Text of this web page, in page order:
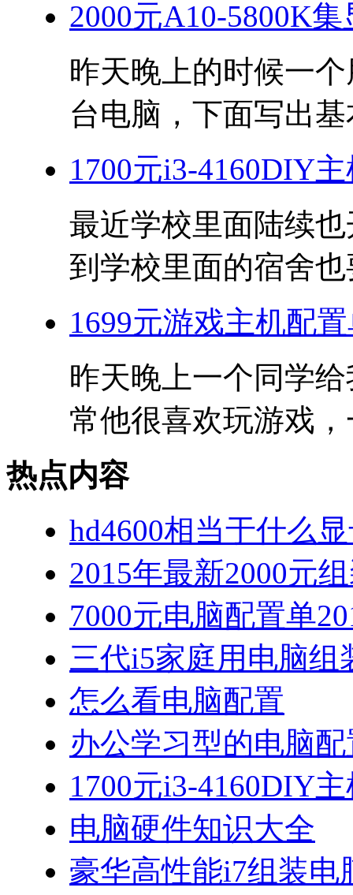
2000元A10-5800K
昨天晚上的时候一
台电脑，下面写出
1700元i3-4160DIY
最近学校里面陆续
到学校里面的宿舍
1699元游戏主机配
昨天晚上一个同学
常他很喜欢玩游戏
热点内容
hd4600相当于什么
2015年最新2000元
7000元电脑配置单
三代i5家庭用电脑组
怎么看电脑配置
办公学习型的电脑
1700元i3-4160DIY
电脑硬件知识大全
豪华高性能i7组装电